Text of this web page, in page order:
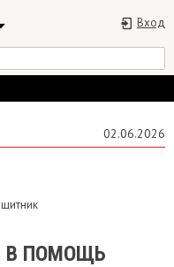
Вход
02.06.2026
В ПОМОЩЬ